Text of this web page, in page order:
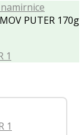
PUTER 170g